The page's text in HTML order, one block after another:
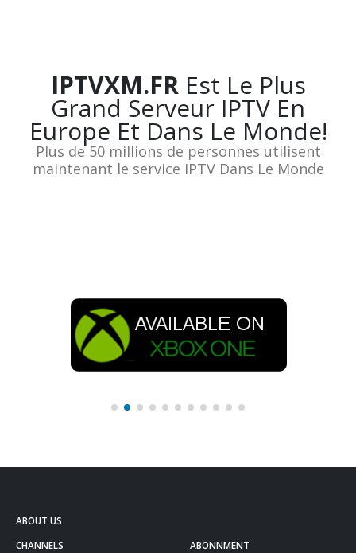
IPTVXM.FREst Le Plus
Grand Serveur IPTV En
Europe Et Dans Le Monde!
Plus de 50 millions de personnes utilisent
maintenant le service IPTV Dans Le Monde
ABOUT US
CHANNELS
ABONNMENT